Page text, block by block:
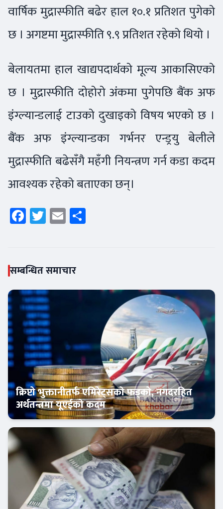
वार्षिक मुद्रास्फीति बढेर हाल १०.१ प्रतिशत पुगेको
छ । अगष्टमा मुद्रास्फीति ९.९ प्रतिशत रहेको थियो ।
बेलायतमा हाल खाद्यपदार्थको मूल्य आकासिएको
छ । मुद्रास्फीति दोहोरो अंकमा पुगेपछि बैंक अफ
इंग्ल्यान्डलाई टाउको दुखाइको विषय भएको छ ।
बैंक अफ इंग्ल्यान्डका गर्भनर एन्ड्रयु बेलीले
मुद्रास्फीति बढेसँगै महँगी नियन्त्रण गर्न कडा कदम
आवश्यक रहेको बताएका छन्।
Facebook
Twitter
Email
सम्बन्धित समाचार
क्रिप्टो भुक्तानीतर्फ एमिरेट्सको फड्को, नगदरहित
अर्थतन्त्रमा यूएईको कदम